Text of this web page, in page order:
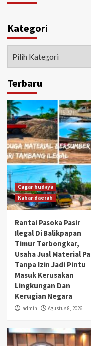
Kategori
Terbaru
Cagar budaya
Kabar daerah
Rantai Pasoka Pasir
Ilegal Di Balikpapan
Timur Terbongkar,
Usaha Jual Material
Tanpa Izin Jadi Pintu
Masuk Kerusakan
Lingkungan Dan
Kerugian Negara
admin Agustus 8, 2026